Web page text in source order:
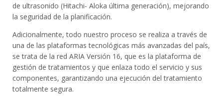
de ultrasonido (Hitachi- Aloka última generación), mejorando
la seguridad de la planificación.
Adicionalmente, todo nuestro proceso se realiza a través de
una de las plataformas tecnológicas más avanzadas del país,
se trata de la red ARIA Versión 16, que es la plataforma de
gestión de tratamientos y que enlaza todo el servicio y sus
componentes, garantizando una ejecución del tratamiento
totalmente segura.